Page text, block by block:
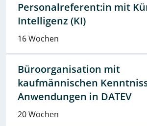
Personalreferent:in mit
Intelligenz (KI)
16 Wochen
Büroorganisation mit
kaufmännischen
Anwendungen in DATEV
20 Wochen